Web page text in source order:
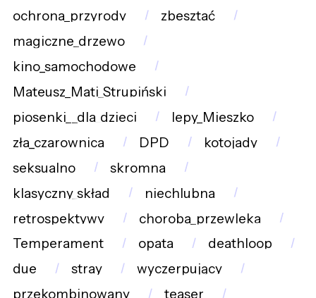
ochrona_przyrody
zbesztać
magiczne_drzewo
kino_samochodowe
Mateusz_Mati_Strupiński
piosenki__dla_dzieci
lepy_Mieszko
zła_czarownica
DPD
kotojady
seksualno
skromna
klasyczny_skład
niechlubna
retrospektywy
choroba_przewleka
Temperament
opata
deathloop
due
stray
wyczerpujący
przekombinowany
teaser